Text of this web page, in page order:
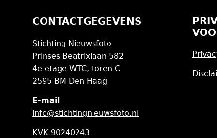
CONTACTGEGEVENS
Stichting Nieuwsfoto
Prinses Beatrixlaan 582
4e etage WTC, toren C
2595 BM Den Haag
E-mail
info@stichtingnieuwsfoto.nl
KVK 90240243